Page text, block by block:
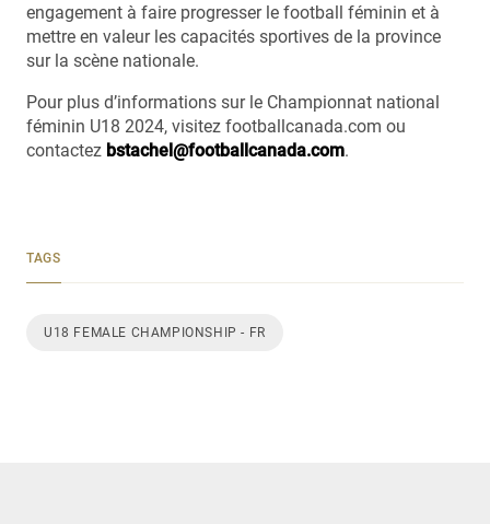
engagement à faire progresser le football féminin et à
mettre en valeur les capacités sportives de la province
sur la scène nationale.
Pour plus d’informations sur le Championnat national
féminin U18 2024, visitez footballcanada.com ou
contactez bstachel@footballcanada.com.
TAGS
U18 FEMALE CHAMPIONSHIP - FR